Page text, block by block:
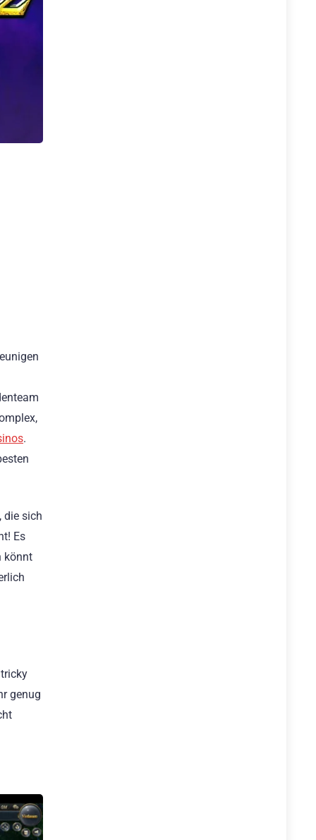
.
die sich
Es
könnt
genug